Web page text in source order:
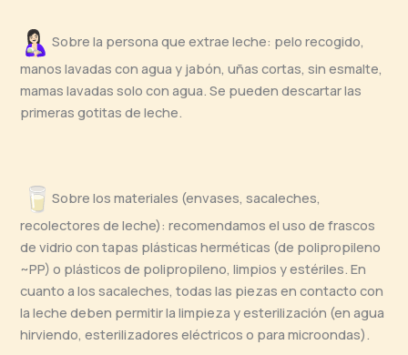
Sobre la persona que extrae leche: pelo recogido,
manos lavadas con agua y jabón, uñas cortas, sin esmalte,
mamas lavadas solo con agua. Se pueden descartar las
primeras gotitas de leche.
Sobre los materiales (envases, sacaleches,
recolectores de leche): recomendamos el uso de frascos
de vidrio con tapas plásticas herméticas (de polipropileno
~PP) o plásticos de polipropileno, limpios y estériles. En
cuanto a los sacaleches, todas las piezas en contacto con
la leche deben permitir la limpieza y esterilización (en agua
hirviendo, esterilizadores eléctricos o para microondas).